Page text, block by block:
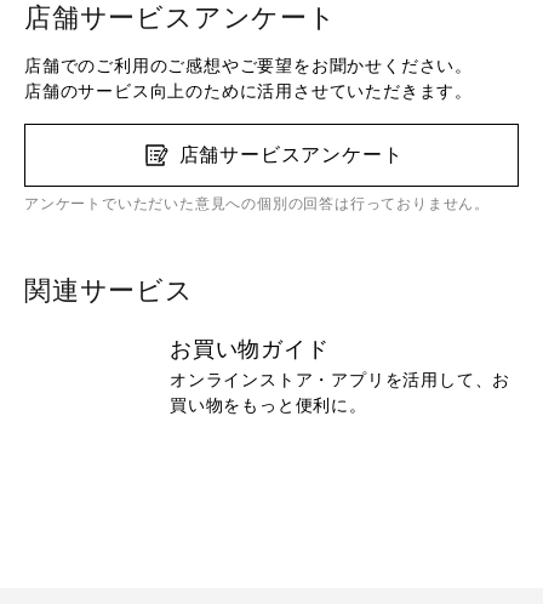
店舗サービスアンケート
店舗でのご利用のご感想やご要望をお聞かせください。
店舗のサービス向上のために活用させていただきます。
店舗サービスアンケート
アンケートでいただいた意見への個別の回答は行っておりません。
関連サービス
お買い物ガイド
オンラインストア・アプリを活用して、お
買い物をもっと便利に。